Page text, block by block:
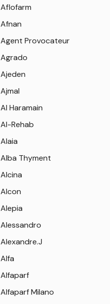
Aflofarm
Afnan
Agent Provocateur
Agrado
Ajeden
Ajmal
Al Haramain
Al-Rehab
Alaia
Alba Thyment
Alcina
Alcon
Alepia
Alessandro
Alexandre.J
Alfa
Alfaparf
Alfaparf Milano